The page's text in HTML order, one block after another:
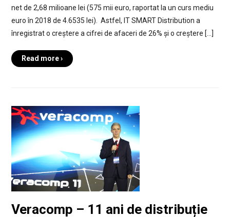
net de 2,68 milioane lei (575 mii euro, raportat la un curs mediu
euro în 2018 de 4.6535 lei). Astfel, IT SMART Distribution a
înregistrat o creștere a cifrei de afaceri de 26% și o creștere […]
Read more ›
Veracomp – 11 ani de distribuție